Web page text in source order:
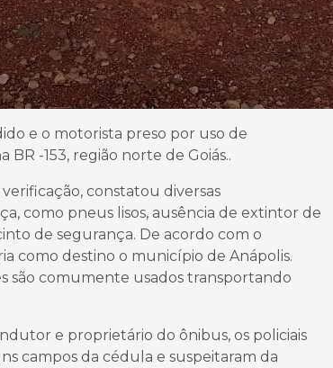
e o motorista preso por uso de
-153, região norte de Goiás..
constatou diversas
como pneus lisos, ausência de extintor de
de segurança. De acordo com o
como destino o município de Anápolis.
são comumente usados transportando
e proprietário do ônibus, os policiais
campos da cédula e suspeitaram da